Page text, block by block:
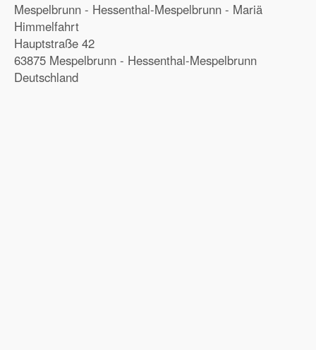
Mespelbrunn - Hessenthal-Mespelbrunn - Mariä
Himmelfahrt
Hauptstraße 42
63875 Mespelbrunn - Hessenthal-Mespelbrunn
Deutschland